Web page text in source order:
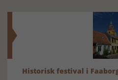
Historisk festival i